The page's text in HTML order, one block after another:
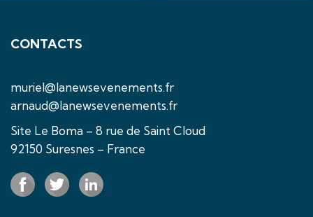
CONTACTS
muriel@lanewsevenements.fr
arnaud@lanewsevenements.fr
Site Le Boma – 8 rue de Saint Cloud
92150 Suresnes – France